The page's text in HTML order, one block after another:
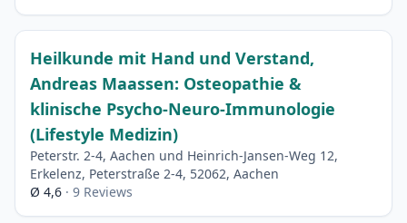
Heilkunde mit Hand und Verstand,
Andreas Maassen: Osteopathie &
klinische Psycho-Neuro-Immunologie
(Lifestyle Medizin)
Peterstr. 2-4, Aachen und Heinrich-Jansen-Weg 12,
Erkelenz, Peterstraße 2-4, 52062, Aachen
Ø 4,6 · 9 Reviews